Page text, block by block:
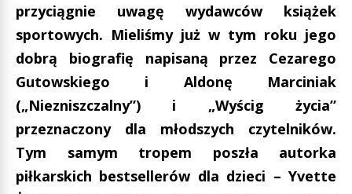
przyciągnie uwagę wydawców książek
sportowych. Mieliśmy już w tym roku jego
dobrą biografię napisaną przez Cezarego
Gutowskiego i Aldonę Marciniak
(„Niezniszczalny”) i „Wyścig życia”
przeznaczony dla młodszych czytelników.
Tym samym tropem poszła autorka
piłkarskich bestsellerów dla dzieci – Yvette